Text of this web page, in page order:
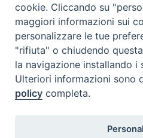
cookie. Cliccando su
maggiori informazioni sui
personalizzare le tue
"rifiuta" o chiudendo
la navigazione installando i
Ulteriori informazioni sono
policy completa.